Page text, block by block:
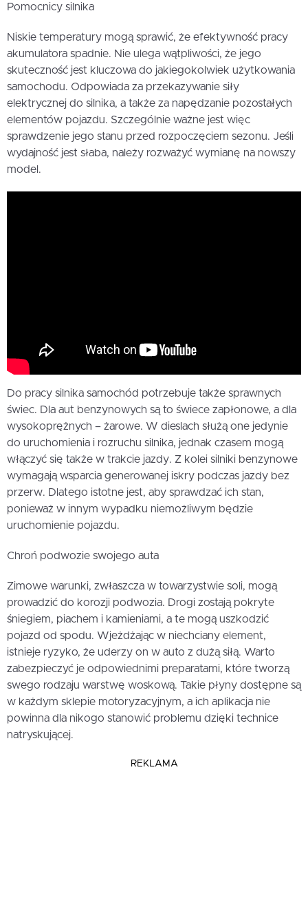
Pomocnicy silnika
Niskie temperatury mogą sprawić, że efektywność pracy
akumulatora spadnie. Nie ulega wątpliwości, że jego
skuteczność jest kluczowa do jakiegokolwiek użytkowania
samochodu. Odpowiada za przekazywanie siły
elektrycznej do silnika, a także za napędzanie pozostałych
elementów pojazdu. Szczególnie ważne jest więc
sprawdzenie jego stanu przed rozpoczęciem sezonu. Jeśli
wydajność jest słaba, należy rozważyć wymianę na nowszy
model.
Do pracy silnika samochód potrzebuje także sprawnych
świec. Dla aut benzynowych są to świece zapłonowe, a dla
wysokoprężnych – żarowe. W dieslach służą one jedynie
do uruchomienia i rozruchu silnika, jednak czasem mogą
włączyć się także w trakcie jazdy. Z kolei silniki benzynowe
wymagają wsparcia generowanej iskry podczas jazdy bez
przerw. Dlatego istotne jest, aby sprawdzać ich stan,
ponieważ w innym wypadku niemożliwym będzie
uruchomienie pojazdu.
Chroń podwozie swojego auta
Zimowe warunki, zwłaszcza w towarzystwie soli, mogą
prowadzić do korozji podwozia. Drogi zostają pokryte
śniegiem, piachem i kamieniami, a te mogą uszkodzić
pojazd od spodu. Wjeżdżając w niechciany element,
istnieje ryzyko, że uderzy on w auto z dużą siłą. Warto
zabezpieczyć je odpowiednimi preparatami, które tworzą
swego rodzaju warstwę woskową. Takie płyny dostępne są
w każdym sklepie motoryzacyjnym, a ich aplikacja nie
powinna dla nikogo stanowić problemu dzięki technice
natryskującej.
REKLAMA